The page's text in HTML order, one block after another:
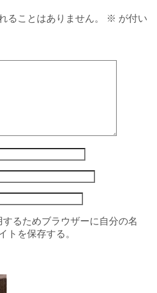
ることはありません。 ※ が付い
るためブラウザーに自分の名
トを保存する。